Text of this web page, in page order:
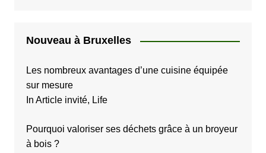
Nouveau à Bruxelles
Les nombreux avantages d’une cuisine équipée
sur mesure
In Article invité, Life
Pourquoi valoriser ses déchets grâce à un broyeur
à bois ?